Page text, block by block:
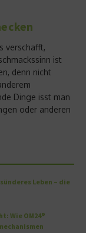
verschafft,
ist
denn nicht
Dinge isst man
oder anderen
Leben – die
Wie OM24®